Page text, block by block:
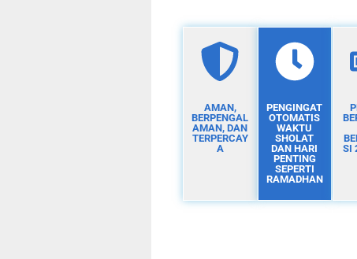
AMAN,
BERPENGAL
AMAN, DAN
TERPERCAY
A
PENGINGAT
OTOMATIS
WAKTU
SHOLAT
DAN HARI
PENTING
SEPERTI
RAMADHAN
SI